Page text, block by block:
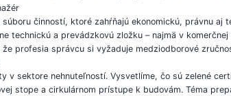
činností, ktoré zahŕňajú ekonomickú, právnu
technickú a prevádzkovú zložku – najmä v
profesia správcu si vyžaduje medziodborové
v sektore nehnuteľností. Vysvetlíme, čo sú zelené
stope a cirkulárnom prístupe k budovám. Téma